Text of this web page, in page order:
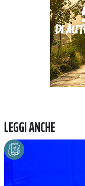
LEGGI ANCHE